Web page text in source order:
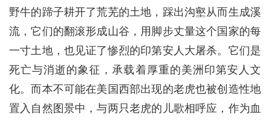
野牛的蹄子耕开了荒芜的土地，踩出沟壑从而生成溪
流，它们的翻滚形成山谷，用脚步丈量这个国家的每
一寸土地，也见证了惨烈的印第安人大屠杀。它们是
死亡与消逝的象征，承载着厚重的美洲印第安人文
化。而本不可能在美国西部出现的老虎也被创造性地
置入自然图景中，与两只老虎的儿歌相呼应，作为血